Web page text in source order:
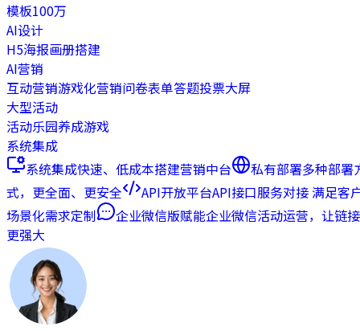
模板100万
AI设计
H5海报画册搭建
AI营销
互动营销游戏化营销问卷表单答题投票大屏
大型活动
活动乐园养成游戏
系统集成
系统集成快速、低成本搭建营销中台 私有部署多种部署
式，更全面、更安全
API开放平台API接口服务对接 满足客
场景化需求定制
企业微信版赋能企业微信活动运营，让链接
更强大